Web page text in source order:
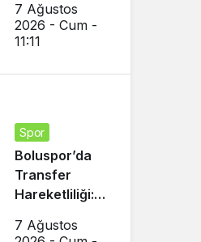
7 Ağustos
2026 - Cum -
11:11
Spor
Boluspor’da
Transfer
Hareketliliği: 5
Kadrosuna
7 Ağustos